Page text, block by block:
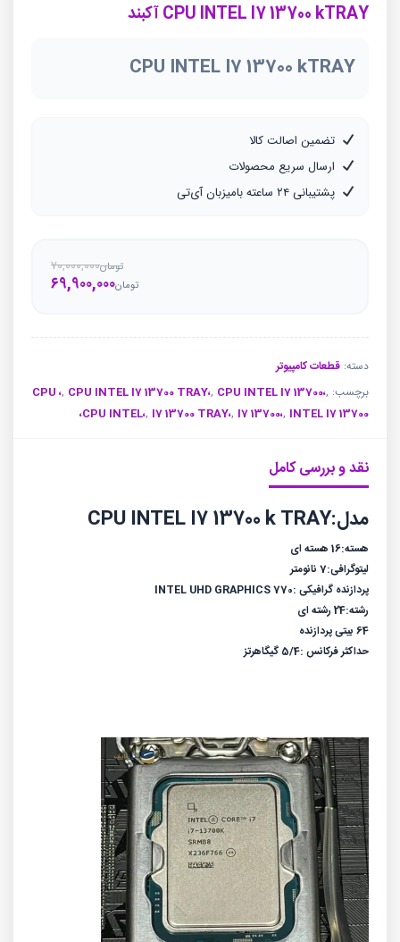
CPU INTEL I7 13700 kTRAY آکبند
CPU INTEL I7 13700 kTRAY
تضمین اصالت کالا
ارسال سریع محصولات
پشتیبانی ۲۴ ساعته بامیزبان آی‌تی
تومان۷۰,۰۰۰,۰۰۰
قیمت
تومان۶۹,۹۰۰,۰۰۰قیمت
دسته: قطعات کامپیوتر
برچسب: CPU ،, CPU INTEL I7 13700 TRAY،, CPU INTEL I7 13700،,
CPU INTEL،, I7 13700 TRAY،, I7 13700،, INTEL I7 13700،
نقد و بررسی کامل
مدل:CPU INTEL I7 13700 k TRAY
هسته:16 هسته ای
لیتوگرافی:7 نانومتر
پردازنده گرافیکی :INTEL UHD GRAPHICS 770
رشته:24 رشته ای
64 بیتی پردازنده
حداکثر فرکانس :5/4 گیگاهرتز